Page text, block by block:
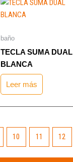
baño
TECLA SUMA DUAL
BLANCA
Leer más
10 11 12